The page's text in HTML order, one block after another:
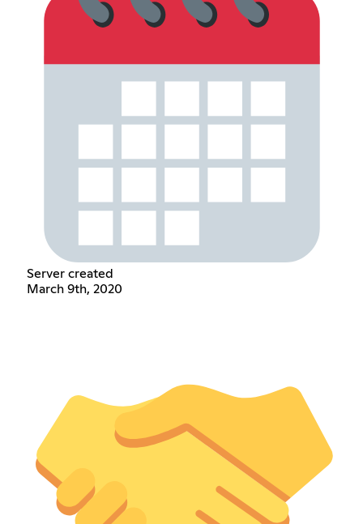
Server created
March 9th, 2020